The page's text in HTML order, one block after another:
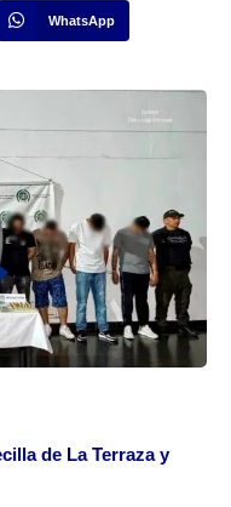
WhatsApp
de La Terraza y